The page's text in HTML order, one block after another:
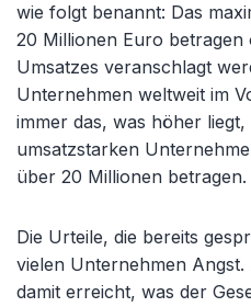
wie folgt benannt: Das
20 Millionen Euro
Umsatzes veranschlagt
Unternehmen weltweit im
immer das, was höher
umsatzstarken
über 20 Millionen betragen.
Die Urteile, die bereits
vielen Unternehmen
damit erreicht, was der